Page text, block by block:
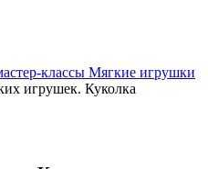
классы Мягкие игрушки
игрушек. Куколка